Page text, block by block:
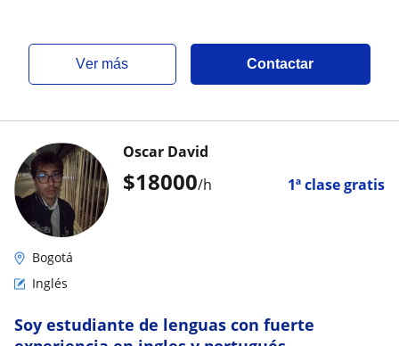
ver más Contactar
$18000/h 1ª clase gratis
Oscar David
Bogotá
Inglés
Soy estudiante de lenguas con fuerte